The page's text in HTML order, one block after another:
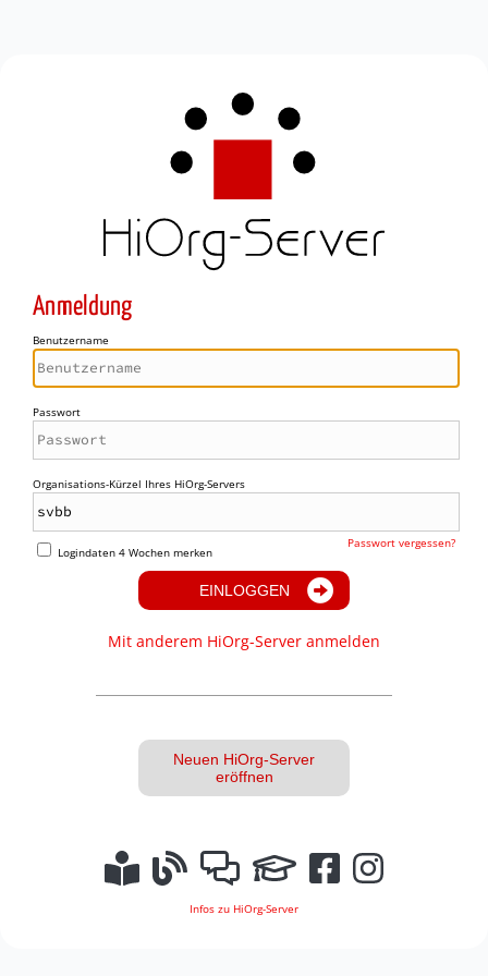
Anmeldung
Benutzername
Passwort
Organisations-Kürzel Ihres HiOrg-Servers
Logindaten 4 Wochen merken
Passwort vergessen?
EINLOGGEN
Mit anderem HiOrg-Server anmelden
Neuen HiOrg-Server
eröffnen
Infos zu HiOrg-Server